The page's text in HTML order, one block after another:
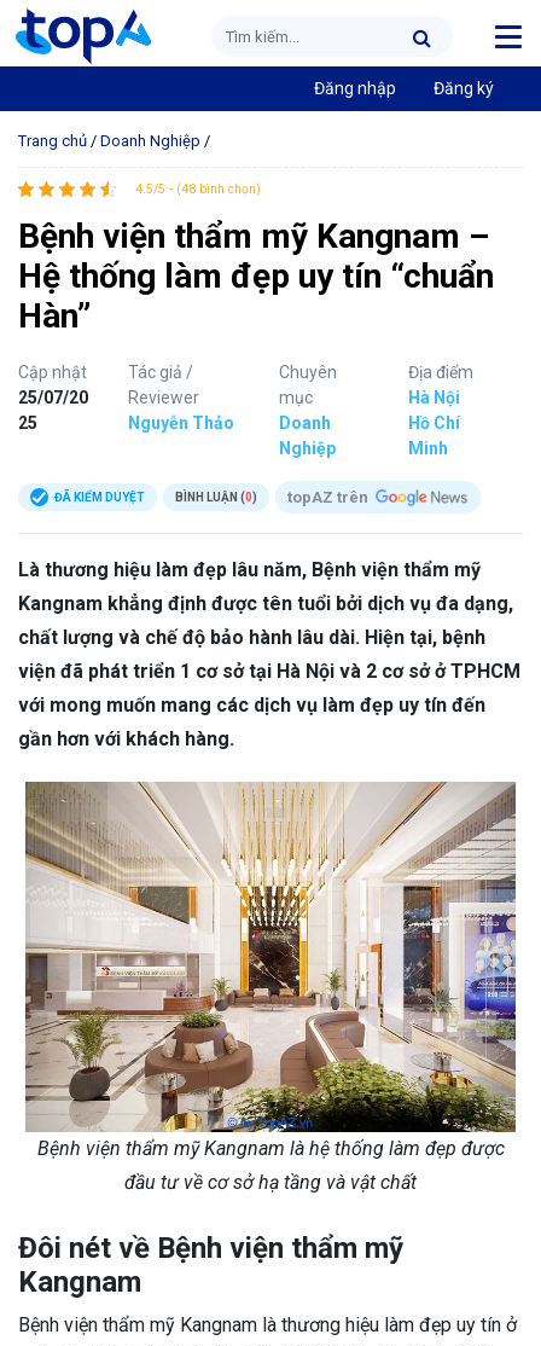
Đăng nhập Đăng ký
Trang chủ / Doanh Nghiệp /
4.5/5 - (48 bình chọn)
Bệnh viện thẩm mỹ Kangnam –
Hệ thống làm đẹp uy tín “chuẩn
Hàn”
Cập nhật
25/07/20
25
Tác giả /
Reviewer
Nguyễn Thảo
Chuyên
mục
Doanh
Nghiệp
Địa điểm
Hà Nội
Hồ Chí
Minh
ĐÃ KIỂM DUYỆT BÌNH LUẬN (0) topAZ trên
Là thương hiệu làm đẹp lâu năm, Bệnh viện thẩm mỹ
Kangnam khẳng định được tên tuổi bởi dịch vụ đa dạng,
chất lượng và chế độ bảo hành lâu dài. Hiện tại, bệnh
viện đã phát triển 1 cơ sở tại Hà Nội và 2 cơ sở ở TPHCM
với mong muốn mang các dịch vụ làm đẹp uy tín đến
gần hơn với khách hàng.
Bệnh viện thẩm mỹ Kangnam là hệ thống làm đẹp được
đầu tư về cơ sở hạ tầng và vật chất
Đôi nét về Bệnh viện thẩm mỹ
Kangnam
Bệnh viện thẩm mỹ Kangnam là thương hiệu làm đẹp uy tín ở